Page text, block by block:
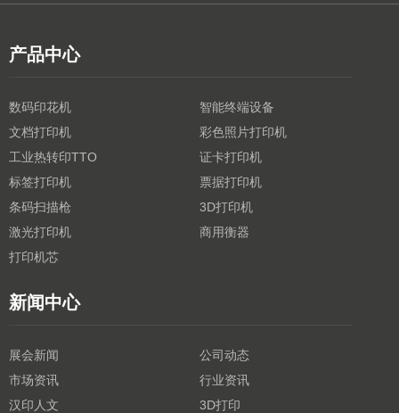
产品中心
数码印花机
智能终端设备
文档打印机
彩色照片打印机
工业热转印TTO
证卡打印机
标签打印机
票据打印机
条码扫描枪
3D打印机
激光打印机
商用衡器
打印机芯
新闻中心
展会新闻
公司动态
市场资讯
行业资讯
汉印人文
3D打印